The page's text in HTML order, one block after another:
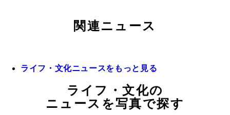
関連ニュース
ライフ・文化ニュースをもっと見る
ライフ・文化の
ニュースを写真で探す